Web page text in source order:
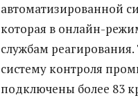
автоматизированной
которая в онлайн-
службам
систему контроля
подключены более 83